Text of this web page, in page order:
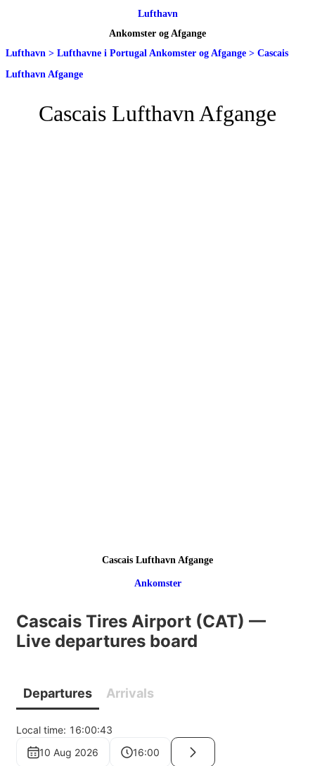
Lufthavn
Ankomster og Afgange
Lufthavn > Lufthavne i Portugal Ankomster og Afgange > Cascais
Lufthavn Afgange
Cascais Lufthavn Afgange
Cascais Lufthavn Afgange
Ankomster